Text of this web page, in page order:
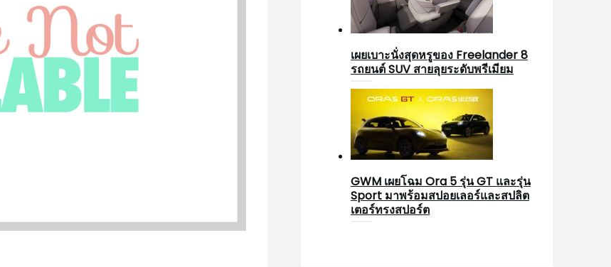
เผยเบาะนั่งสุดหรูของ Freelander 8
รถยนต์ SUV สายลุยระดับพรีเมียม
GWM เผยโฉม Ora 5 รุ่น GT และรุ่น
Sport มาพร้อมสปอยเลอร์และสปลิต
เตอร์ทรงสปอร์ต